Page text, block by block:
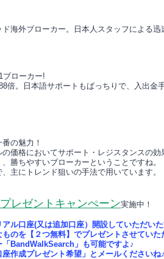
海外ブローカー。日本人スタッフによる迅
ブローカー!
倍。日本語サポートもばっちりで、入出金
の魅力！
価格においてサポート・レジスタンスの効
勝ちやすいブローカーということですね。
主にトレンド狙いの手法で用いています。
レゼントキャンぺーン実施中！
ル口座(又は追加口座）開設していただいた
のを【２つ無料】でプレゼントさせていた
BandWalkSearch」も可能ですよ♪
作成プレゼント希望」とメールくださいね♪